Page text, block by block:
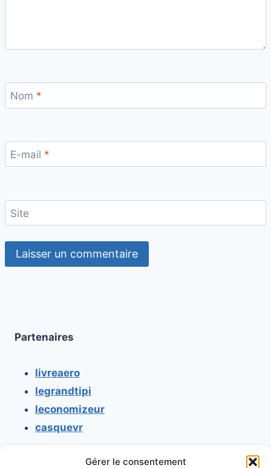
Gérer le consentement
Nom *
E-mail *
Site
Partenaires
livreaero
legrandtipi
leconomizeur
casquevr